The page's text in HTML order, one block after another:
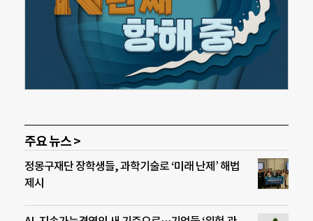
주요 뉴스 >
정몽구재단 장학생들, 과학기술로 ‘미래 난제’ 해법
제시